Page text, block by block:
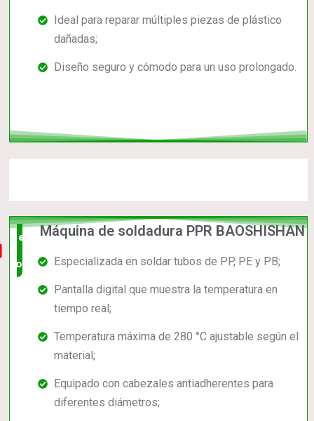
Ideal para reparar múltiples piezas de plástico
dañadas;
Diseño seguro y cómodo para un uso prolongado.
el mas
completo
Máquina de soldadura PPR BAOSHISHAN
Especializada en soldar tubos de PP, PE y PB;
Pantalla digital que muestra la temperatura en
tiempo real;
Temperatura máxima de 280 °C ajustable según el
material;
Equipado con cabezales antiadherentes para
diferentes diámetros;